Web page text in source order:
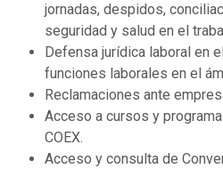
jornadas, despidos,
seguridad y salud en el
Defensa jurídica laboral en
funciones laborales en el
Reclamaciones ante
Acceso a cursos y
COEX.
Acceso y consulta de